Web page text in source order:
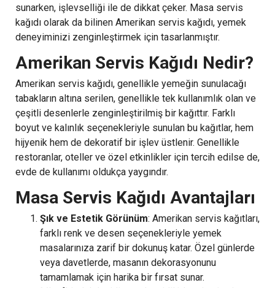
sunarken, işlevselliği ile de dikkat çeker. Masa servis
kağıdı olarak da bilinen Amerikan servis kağıdı, yemek
deneyiminizi zenginleştirmek için tasarlanmıştır.
Amerikan Servis Kağıdı Nedir?
Amerikan servis kağıdı, genellikle yemeğin sunulacağı
tabakların altına serilen, genellikle tek kullanımlık olan ve
çeşitli desenlerle zenginleştirilmiş bir kağıttır. Farklı
boyut ve kalınlık seçenekleriyle sunulan bu kağıtlar, hem
hijyenik hem de dekoratif bir işlev üstlenir. Genellikle
restoranlar, oteller ve özel etkinlikler için tercih edilse de,
evde de kullanımı oldukça yaygındır.
Masa Servis Kağıdı Avantajları
Şık ve Estetik Görünüm: Amerikan servis kağıtları,
farklı renk ve desen seçenekleriyle yemek
masalarınıza zarif bir dokunuş katar. Özel günlerde
veya davetlerde, masanın dekorasyonunu
tamamlamak için harika bir fırsat sunar.